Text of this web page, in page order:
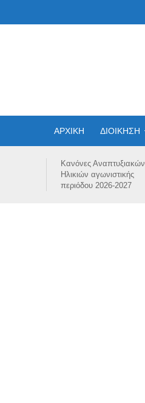
ΑΡΧΙΚΗ ΔΙΟΙΚΗΣΗ
Κανόνες Αναπτυξιακών
Ηλικιών αγωνιστικής
περιόδου 2026-2027